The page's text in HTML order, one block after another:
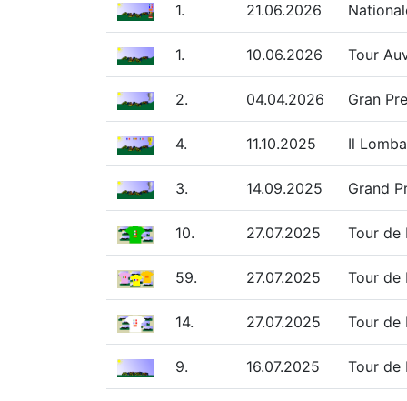
1. 21.06.2026
1. 10.06.2026 Tour
2. 04.04.2026 Gran
4. 11.10.2025 Il
3. 14.09.2025 Grand
10. 27.07.2025 Tour de
59. 27.07.2025 Tour de
14. 27.07.2025 Tour de
9. 16.07.2025 Tour de